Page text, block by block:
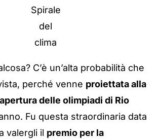
Spirale
del
clima
C’è un’alta probabilità che
perché venne proiettata alla
delle olimpiadi di Rio
Fu questa straordinaria data
valergli il premio per la